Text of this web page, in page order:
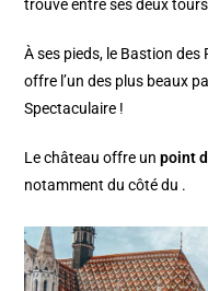
trouve entre ses deux
À ses pieds, le Bastion
offre l’un des plus beaux
Spectaculaire !
Le château offre unpoint
notamment du côté du .